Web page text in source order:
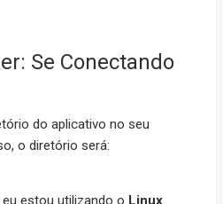
Se Conectando
do aplicativo no seu
o diretório será:
estou utilizando o Linux